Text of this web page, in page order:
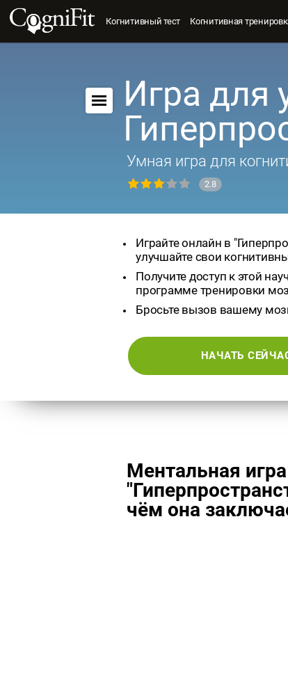
Когнитивный тест Когнитивная
Игра для
Умная игра для
2.8
Играйте онлайн в
улучшайте свои
Получите доступ к этой
программе тренировки
Бросьте вызов вашему
НАЧАТЬ
Ментальная игра
чём она